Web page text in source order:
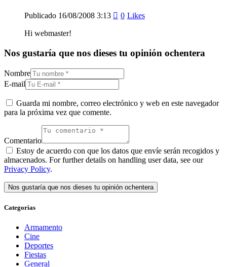
Publicado 16/08/2008 3:13 0 Likes
Hi webmaster!
Nos gustaría que nos dieses tu opinión ochentera
Nombre
E-mail
Guarda mi nombre, correo electrónico y web en este navegador
para la próxima vez que comente.
Comentario
Estoy de acuerdo con que los datos que envíe serán recogidos y
almacenados. For further details on handling user data, see our
Privacy Policy.
Categorias
Armamento
Cine
Deportes
Fiestas
General